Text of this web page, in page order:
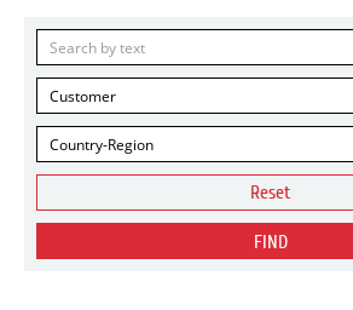
Customer
Country-Region
Reset
FIND